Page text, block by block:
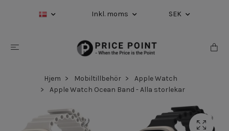
Inkl. moms SEK
Hjem Mobiltillbehör
Apple Watch
Apple Watch Ocean Band - Alla storlekar